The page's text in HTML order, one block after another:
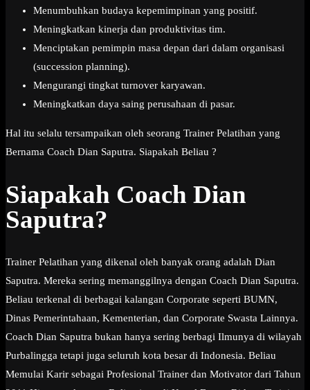
Menumbuhkan budaya kepemimpinan yang positif.
Meningkatkan kinerja dan produktivitas tim.
Menciptakan pemimpin masa depan dari dalam organisasi
(succession planning).
Mengurangi tingkat turnover karyawan.
Meningkatkan daya saing perusahaan di pasar.
Hal itu selalu tersampaikan oleh seorang Trainer Pelatihan yang
Bernama Coach Dian Saputra. Siapakah Beliau ?
Siapakah Coach Dian
Saputra?
Trainer Pelatihan yang dikenal oleh banyak orang adalah Dian
Saputra. Mereka sering memanggilnya dengan Coach Dian Saputra.
Beliau terkenal di berbagai kalangan Corporate seperti BUMN,
Dinas Pemerintahaan, Kementerian, dan Corporate Swasta Lainnya.
Coach Dian Saputra bukan hanya sering berbagi Ilmunya di wilayah
Purbalingga tetapi juga seluruh kota besar di Indonesia. Beliau
Memulai Karir sebagai Profesional Trainer dan Motivator dari Tahun